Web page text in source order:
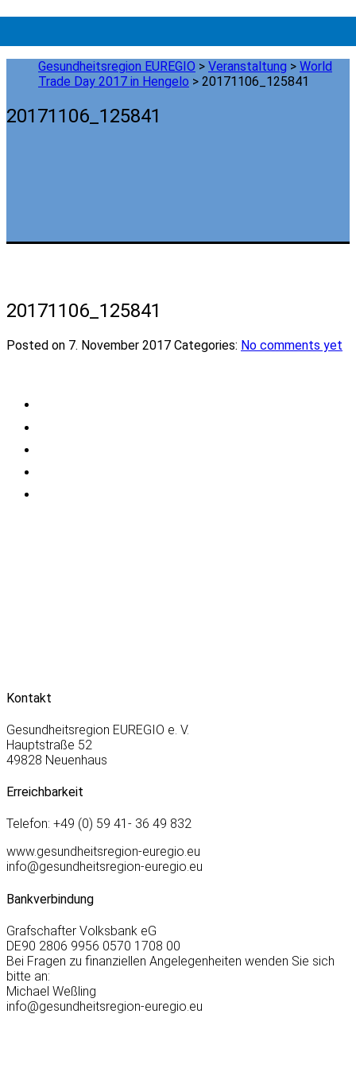
Gesundheitsregion EUREGIO > Veranstaltung > World
Trade Day 2017 in Hengelo > 20171106_125841
20171106_125841
20171106_125841
Posted on 7. November 2017 Categories: No comments yet
Kontakt
Gesundheitsregion EUREGIO e. V.
Hauptstraße 52
49828 Neuenhaus
Erreichbarkeit
Telefon: +49 (0) 59 41- 36 49 832
www.gesundheitsregion-euregio.eu
info@gesundheitsregion-euregio.eu
Bankverbindung
Grafschafter Volksbank eG
DE90 2806 9956 0570 1708 00
Bei Fragen zu finanziellen Angelegenheiten wenden Sie sich
bitte an:
Michael Weßling
info@gesundheitsregion-euregio.eu